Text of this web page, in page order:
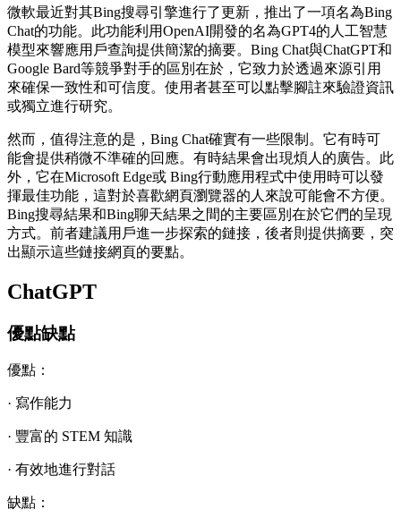
微軟最近對其Bing搜尋引擎進行了更新，推出了一項名為Bing
Chat的功能。此功能利用OpenAI開發的名為GPT4的人工智慧
模型來響應用戶查詢提供簡潔的摘要。Bing Chat與ChatGPT和
Google Bard等競爭對手的區別在於，它致力於透過來源引用
來確保一致性和可信度。使用者甚至可以點擊腳註來驗證資訊
或獨立進行研究。
然而，值得注意的是，Bing Chat確實有一些限制。它有時可
能會提供稍微不準確的回應。有時結果會出現煩人的廣告。此
外，它在Microsoft Edge或 Bing行動應用程式中使用時可以發
揮最佳功能，這對於喜歡網頁瀏覽器的人來說可能會不方便。
Bing搜尋結果和Bing聊天結果之間的主要區別在於它們的呈現
方式。前者建議用戶進一步探索的鏈接，後者則提供摘要，突
出顯示這些鏈接網頁的要點。
ChatGPT
優點缺點
優點：
· 寫作能力
· 豐富的 STEM 知識
· 有效地進行對話
缺點：